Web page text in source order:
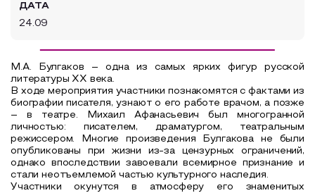
ДАТА
24.09
М.А. Булгаков – одна из самых ярких фигур русской
литературы XX века.
В ходе мероприятия участники познакомятся с фактами из
биографии писателя, узнают о его работе врачом, а позже
– в театре. Михаил Афанасьевич был многогранной
личностью: писателем, драматургом, театральным
режиссером. Многие произведения Булгакова не были
опубликованы при жизни из-за цензурных ограничений,
однако впоследствии завоевали всемирное признание и
стали неотъемлемой частью культурного наследия.
Участники окунутся в атмосферу его знаменитых